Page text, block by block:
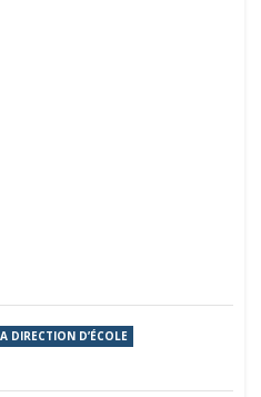
DIRECTION D’ÉCOLE